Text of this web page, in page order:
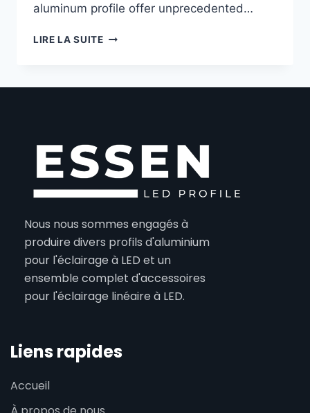
aluminum profile offer unprecedented…
LIRE LA SUITE
Nous nous sommes engagés à
produire divers profils d'aluminium
pour l'éclairage à LED et un
ensemble complet d'accessoires
pour l'éclairage linéaire à LED.
Liens rapides
Accueil